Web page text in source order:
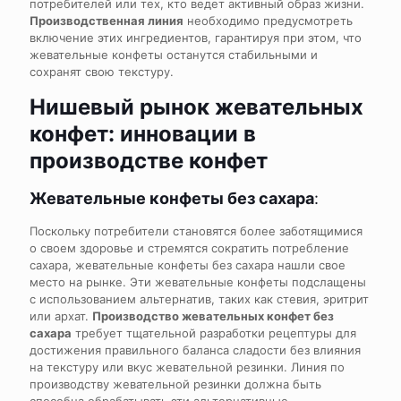
потребителей или тех, кто ведет активный образ жизни.
Производственная линия необходимо предусмотреть
включение этих ингредиентов, гарантируя при этом, что
жевательные конфеты останутся стабильными и
сохранят свою текстуру.
Нишевый рынок жевательных
конфет: инновации в
производстве конфет
Жевательные конфеты без сахара:
Поскольку потребители становятся более заботящимися
о своем здоровье и стремятся сократить потребление
сахара, жевательные конфеты без сахара нашли свое
место на рынке. Эти жевательные конфеты подслащены
с использованием альтернатив, таких как стевия, эритрит
или архат. Производство жевательных конфет без
сахара требует тщательной разработки рецептуры для
достижения правильного баланса сладости без влияния
на текстуру или вкус жевательной резинки. Линия по
производству жевательной резинки должна быть